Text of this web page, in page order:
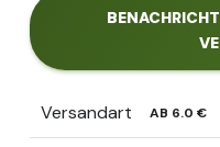
Versandart AB 6.0 €